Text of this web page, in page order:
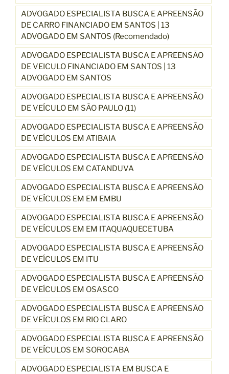
ADVOGADO ESPECIALISTA BUSCA E APREENSÃO
DE CARRO FINANCIADO EM SANTOS | 13
ADVOGADO EM SANTOS (Recomendado)
ADVOGADO ESPECIALISTA BUSCA E APREENSÃO
DE VEICULO FINANCIADO EM SANTOS | 13
ADVOGADO EM SANTOS
ADVOGADO ESPECIALISTA BUSCA E APREENSÃO
DE VEÍCULO EM SÃO PAULO (11)
ADVOGADO ESPECIALISTA BUSCA E APREENSÃO
DE VEÍCULOS EM ATIBAIA
ADVOGADO ESPECIALISTA BUSCA E APREENSÃO
DE VEÍCULOS EM CATANDUVA
ADVOGADO ESPECIALISTA BUSCA E APREENSÃO
DE VEÍCULOS EM EM EMBU
ADVOGADO ESPECIALISTA BUSCA E APREENSÃO
DE VEÍCULOS EM EM ITAQUAQUECETUBA
ADVOGADO ESPECIALISTA BUSCA E APREENSÃO
DE VEÍCULOS EM ITU
ADVOGADO ESPECIALISTA BUSCA E APREENSÃO
DE VEÍCULOS EM OSASCO
ADVOGADO ESPECIALISTA BUSCA E APREENSÃO
DE VEÍCULOS EM RIO CLARO
ADVOGADO ESPECIALISTA BUSCA E APREENSÃO
DE VEÍCULOS EM SOROCABA
ADVOGADO ESPECIALISTA EM BUSCA E